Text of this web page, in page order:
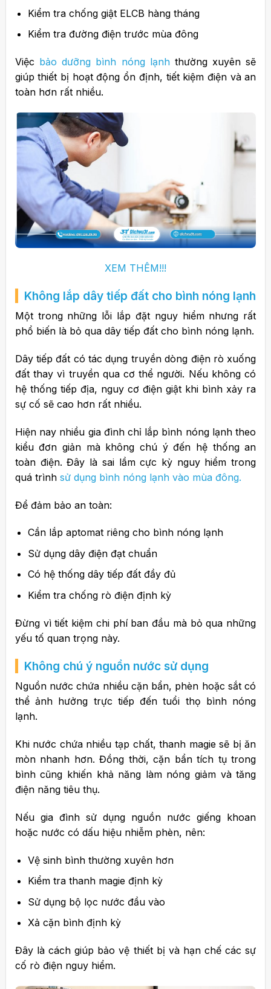
Kiểm tra chống giật ELCB hàng tháng
Kiểm tra đường điện trước mùa đông
Việc bảo dưỡng bình nóng lạnhthường xuyên sẽ
giúp thiết bị hoạt động ổn định, tiết kiệm điện và an
toàn hơn rất nhiều.
XEM THÊM!!!
Không lắp dây tiếp đất cho bình nóng lạnh
Một trong những lỗi lắp đặt nguy hiểm nhưng rất
phổ biến là bỏ qua dây tiếp đất cho bình nóng lạnh.
Dây tiếp đất có tác dụng truyền dòng điện rò xuống
đất thay vì truyền qua cơ thể người. Nếu không có
hệ thống tiếp địa, nguy cơ điện giật khi bình xảy ra
sự cố sẽ cao hơn rất nhiều.
Hiện nay nhiều gia đình chỉ lắp bình nóng lạnh theo
kiểu đơn giản mà không chú ý đến hệ thống an
toàn điện. Đây là sai lầm cực kỳ nguy hiểm trong
quá trình sử dụng bình nóng lạnh vào mùa đông.
Để đảm bảo an toàn:
Cần lắp aptomat riêng cho bình nóng lạnh
Sử dụng dây điện đạt chuẩn
Có hệ thống dây tiếp đất đầy đủ
Kiểm tra chống rò điện định kỳ
Đừng vì tiết kiệm chi phí ban đầu mà bỏ qua những
yếu tố quan trọng này.
Không chú ý nguồn nước sử dụng
Nguồn nước chứa nhiều cặn bẩn, phèn hoặc sắt có
thể ảnh hưởng trực tiếp đến tuổi thọ bình nóng
lạnh.
Khi nước chứa nhiều tạp chất, thanh magie sẽ bị ăn
mòn nhanh hơn. Đồng thời, cặn bẩn tích tụ trong
bình cũng khiến khả năng làm nóng giảm và tăng
điện năng tiêu thụ.
Nếu gia đình sử dụng nguồn nước giếng khoan
hoặc nước có dấu hiệu nhiễm phèn, nên:
Vệ sinh bình thường xuyên hơn
Kiểm tra thanh magie định kỳ
Sử dụng bộ lọc nước đầu vào
Xả cặn bình định kỳ
Đây là cách giúp bảo vệ thiết bị và hạn chế các sự
cố rò điện nguy hiểm.